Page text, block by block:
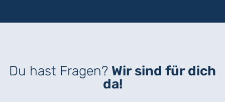
Du hast Fragen? Wir sind für dich
da!